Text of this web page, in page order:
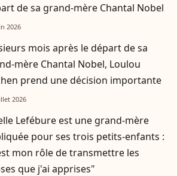
de sa grand-mère Chantal Nobel
2026
mois après le départ de sa
mère Chantal Nobel, Loulou
prend une décision importante
2026
Lefébure est une grand-mère
pour ses trois petits-enfants :
mon rôle de transmettre les
que j'ai apprises"